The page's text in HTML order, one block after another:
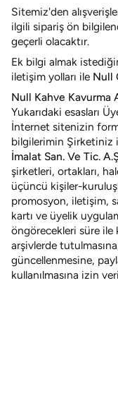
Sitemiz'den
ilgili sipariş ön
geçerli olacaktır.
Ek bilgi almak
iletişim yolları ile Null
Null Kahve Kavurma
Yukarıdaki esasları
İnternet sitenizin
bilgilerimin Şirketiniz
İmalat San. Ve Tic.
şirketleri, ortakları,
üçüncü kişiler-
promosyon, iletişim,
kartı ve üyelik
öngörecekleri süre ile
arşivlerde
güncellenmesine,
kullanılmasına izin